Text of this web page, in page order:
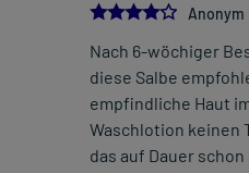
4.0
Anonym
Nach 6-wöchiger
diese Salbe
empfindliche Haut
Waschlotion keinen
das auf Dauer